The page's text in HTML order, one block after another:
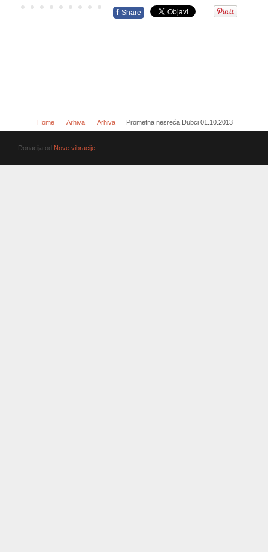
f Share
Home Arhiva Arhiva Prometna nesreća Dubci 01.10.2013
Donacija od Nove vibracije